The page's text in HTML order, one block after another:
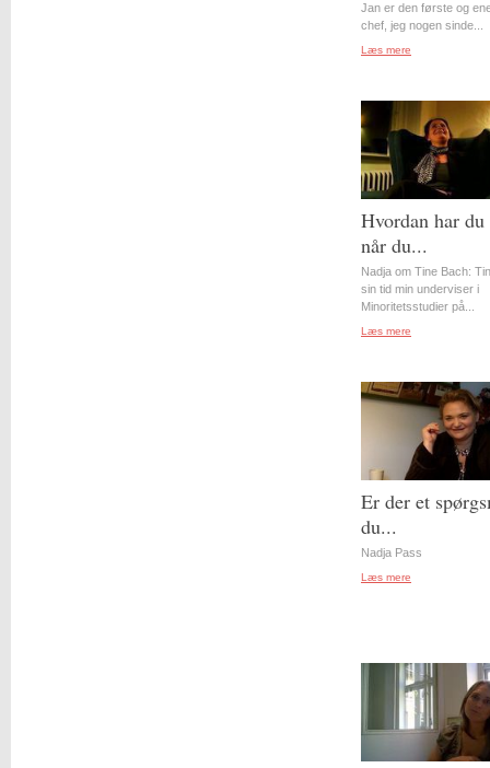
Jan er den første og
chef, jeg nogen sinde...
Læs mere
Hvordan har du
når du...
Nadja om Tine Bach:
sin tid min underviser i
Minoritetsstudier på...
Læs mere
Er der et
du...
Nadja Pass
Læs mere